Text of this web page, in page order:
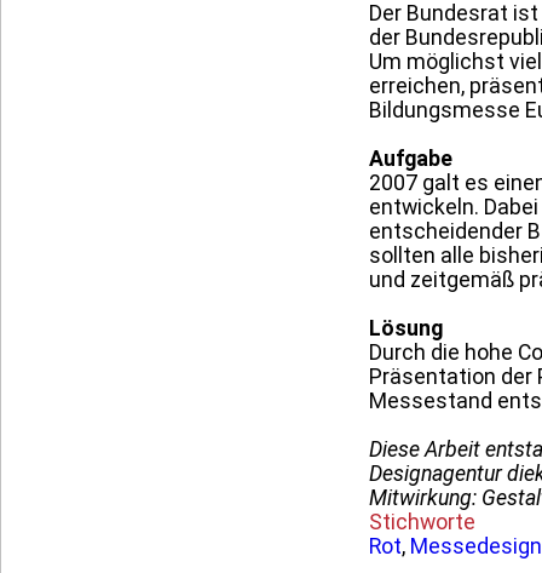
Der Bundesrat
der
Um möglichst
erreichen,
Bildungsmesse
Aufgabe
2007 galt es
entwickeln.
entscheidender
sollten alle
und zeitgemäß
Lösung
Durch die hohe
Präsentation der
Messestand
Diese Arbeit
Designagentur
Mitwirkung:
Stichworte
Rot, Messedesign